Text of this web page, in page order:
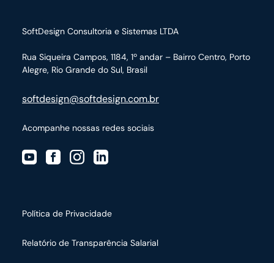
SoftDesign Consultoria e Sistemas LTDA
Rua Siqueira Campos, 1184, 1º andar – Bairro Centro, Porto
Alegre, Rio Grande do Sul, Brasil
softdesign@softdesign.com.br
Acompanhe nossas redes sociais
Política de Privacidade
Relatório de Transparência Salarial